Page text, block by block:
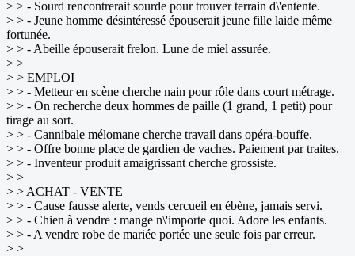
> > - Sourd rencontrerait sourde pour trouver terrain d\'entente.
> > - Jeune homme désintéressé épouserait jeune fille laide même
fortunée.
> > - Abeille épouserait frelon. Lune de miel assurée.
> >
> > EMPLOI
> > - Metteur en scène cherche nain pour rôle dans court métrage.
> > - On recherche deux hommes de paille (1 grand, 1 petit) pour
tirage au sort.
> > - Cannibale mélomane cherche travail dans opéra-bouffe.
> > - Offre bonne place de gardien de vaches. Paiement par traites.
> > - Inventeur produit amaigrissant cherche grossiste.
> >
> > ACHAT - VENTE
> > - Cause fausse alerte, vends cercueil en ébène, jamais servi.
> > - Chien à vendre : mange n\'importe quoi. Adore les enfants.
> > - A vendre robe de mariée portée une seule fois par erreur.
> >